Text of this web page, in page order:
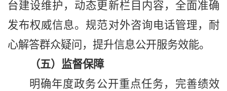
台建设维护，动态更新栏目内容，全面准确
发布权威信息。规范对外咨询电话管理，耐
心解答群众疑问，提升信息公开服务效能。
（五）监督保障
明确年度政务公开重点任务，完善绩效